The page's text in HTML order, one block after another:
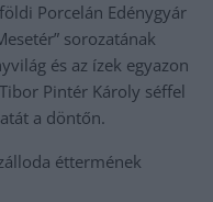
Porcelán Edénygyár
sorozatának
és az ízek egyazon
Pintér Károly séffel
a döntőn.
éttermének